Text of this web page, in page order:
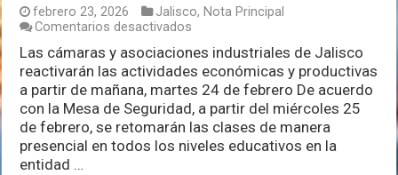
febrero 23, 2026 Jalisco,Nota Principal
Comentarios desactivados
Gobierno
de
Jalisco
reactivación
de
actividades
productivas
Las cámaras y asociaciones industriales de Jalisco
reactivarán las actividades económicas y productivas
a partir de mañana, martes 24 de febrero De acuerdo
con la Mesa de Seguridad, a partir del miércoles 25
de febrero, se retomarán las clases de manera
presencial en todos los niveles educativos en la
entidad …